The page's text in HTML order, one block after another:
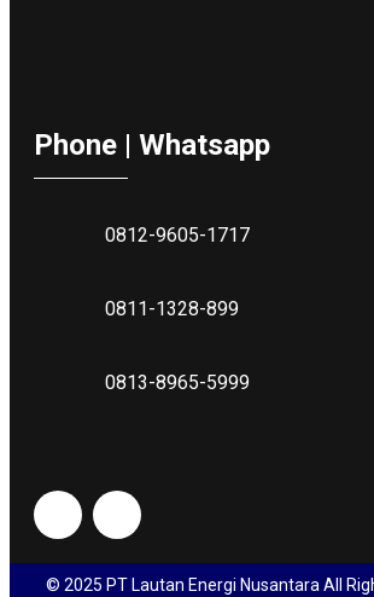
Phone | Whatsapp
0812-9605-1717
0811-1328-899
0813-8965-5999
© 2025 PT Lautan Energi Nusantara All